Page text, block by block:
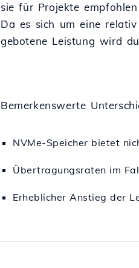
sie für Projekte
Da es sich um eine
gebotene Leistung wird
Bemerkenswerte
NVMe-Speicher bietet
Übertragungsraten im
Erheblicher Anstieg der